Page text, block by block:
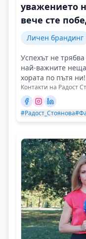
уважението
вече сте
Личен брандинг
Успехът не
най-важните
хората по пътя ни!
Контакти на Радост
#Радост_Стоянова